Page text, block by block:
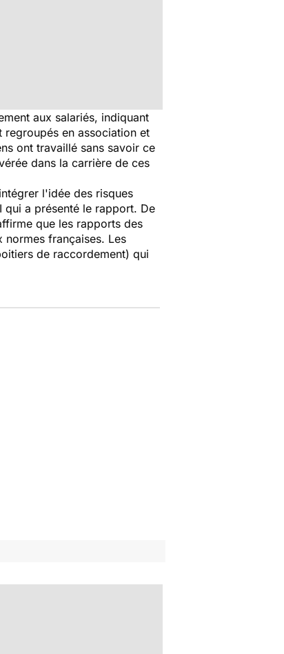
aux salariés, indiquant
regroupés en association et
ont travaillé sans savoir ce
dans la carrière de ces
l'idée des risques
qui a présenté le rapport. De
que les rapports des
normes françaises. Les
de raccordement) qui